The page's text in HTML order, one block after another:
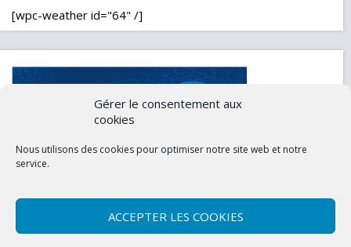
Gérer le consentement aux
cookies
Nous utilisons des cookies pour optimiser notre site web et notre
service.
ACCEPTER LES COOKIES
[wpc-weather id="64" /]